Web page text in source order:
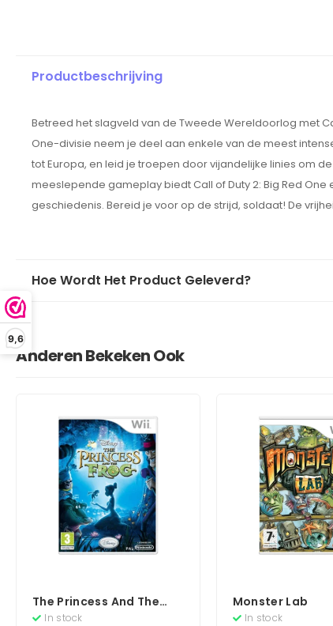
9,6
Productbeschrijving
Betreed het slagveld van de Tweede Wereldoorlog met
One-divisie neem je deel aan enkele van de meest
tot Europa, en leid je troepen door vijandelijke linies om
meeslepende gameplay biedt Call of Duty 2: Big Red
geschiedenis. Bereid je voor op de strijd, soldaat! De
Hoe Wordt Het Product Geleverd?
Anderen Bekeken Ook
The Princess And The
FrogIn stock
Monster Lab
In stock